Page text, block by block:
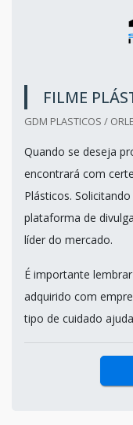
FILME
GDM PLASTICOS /
Quando se deseja
encontrará com
Plásticos.
plataforma de
líder do mercado.
É importante
adquirido com
tipo de cuidado